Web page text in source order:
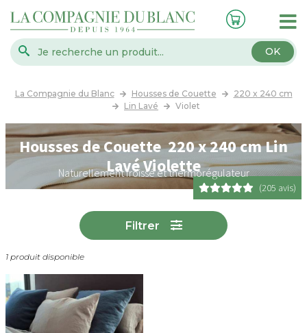
OK
La Compagnie du Blanc Housses de Couette
220 x 240 cm
Lin Lavé
Violet
Housses de Couette 220 x 240 cm Lin
Lavé Violette
Naturellement froissé et thermorégulateur
(205 avis)
Filtrer
1 produit disponible